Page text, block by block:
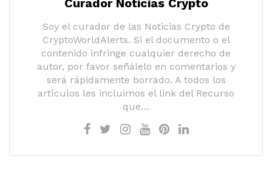
Soy el curador de las Noticias Crypto de
CryptoWorldAlerts. Si el documento o el
contenido infringe cualquier derecho de
autor, por favor señálelo en comentarios y
será rápidamente borrado. A todos los
artículos les incluimos el link del Recurso
que…